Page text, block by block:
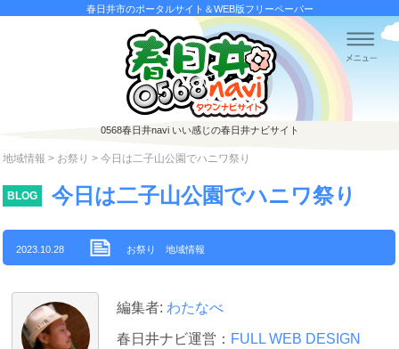
春日井市のポータルサイト＆WEB版フリーペーパー
0568春日井naviいい感じの春日井ナビサイト
地域情報 > お祭り > 今日は二子山公園でハニワ祭り
今日は二子山公園でハニワ祭り
BLOG
2023.10.28 お祭り 地域情報
編集者: わたなべ
春日井ナビ運営： FULL WEB DESIGN